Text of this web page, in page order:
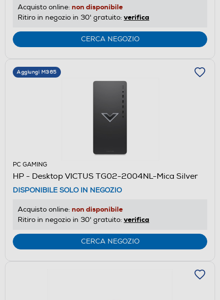
Acquisto online: non disponibile
Ritiro in negozio in 30' gratuito: verifica
CERCA NEGOZIO
Aggiungi M365
PC GAMING
HP - Desktop VICTUS TG02-2004NL-Mica Silver
DISPONIBILE SOLO IN NEGOZIO
Acquisto online: non disponibile
Ritiro in negozio in 30' gratuito: verifica
CERCA NEGOZIO